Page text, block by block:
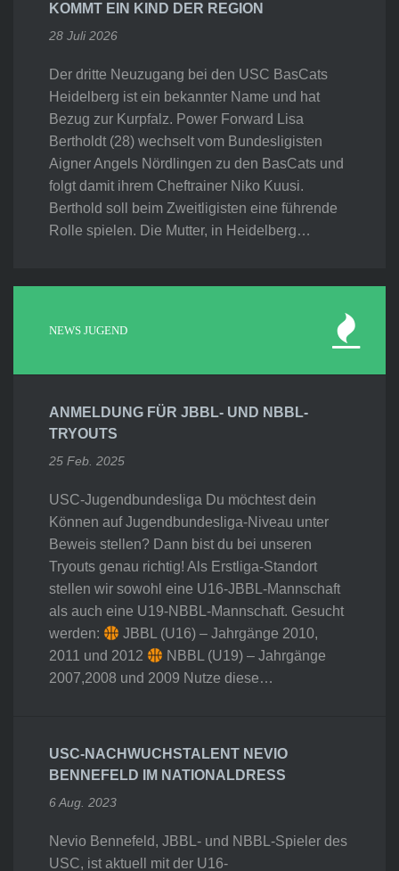
KOMMT EIN KIND DER REGION
28 Juli 2026
Der dritte Neuzugang bei den USC BasCats
Heidelberg ist ein bekannter Name und hat
Bezug zur Kurpfalz. Power Forward Lisa
Bertholdt (28) wechselt vom Bundesligisten
Aigner Angels Nördlingen zu den BasCats und
folgt damit ihrem Cheftrainer Niko Kuusi.
Berthold soll beim Zweitligisten eine führende
Rolle spielen. Die Mutter, in Heidelberg…
NEWS JUGEND
ANMELDUNG FÜR JBBL- UND NBBL-
TRYOUTS
25 Feb. 2025
USC-Jugendbundesliga Du möchtest dein
Können auf Jugendbundesliga-Niveau unter
Beweis stellen? Dann bist du bei unseren
Tryouts genau richtig! Als Erstliga-Standort
stellen wir sowohl eine U16-JBBL-Mannschaft
als auch eine U19-NBBL-Mannschaft. Gesucht
werden:
JBBL (U16) – Jahrgänge 2010,
2011 und 2012
NBBL (U19) – Jahrgänge
2007,2008 und 2009 Nutze diese…
USC-NACHWUCHSTALENT NEVIO
BENNEFELD IM NATIONALDRESS
6 Aug. 2023
Nevio Bennefeld, JBBL- und NBBL-Spieler des
USC, ist aktuell mit der U16-